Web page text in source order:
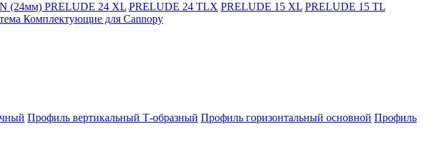
(24мм) PRELUDE 24 XL PRELUDE 24 TLX PRELUDE 15 XL PRELUDE 15 TL
Комплектующие для Cannopy
Профиль вертикальный Т-образный Профиль горизонтальный основной Профиль